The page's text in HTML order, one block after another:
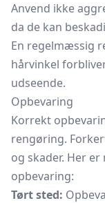
Anvend ikke
da de kan
En regelmæssig
hårvinkel
udseende.
Opbevaring
Korrekt
rengøring.
og skader. Her
opbevaring:
Tørt sted: